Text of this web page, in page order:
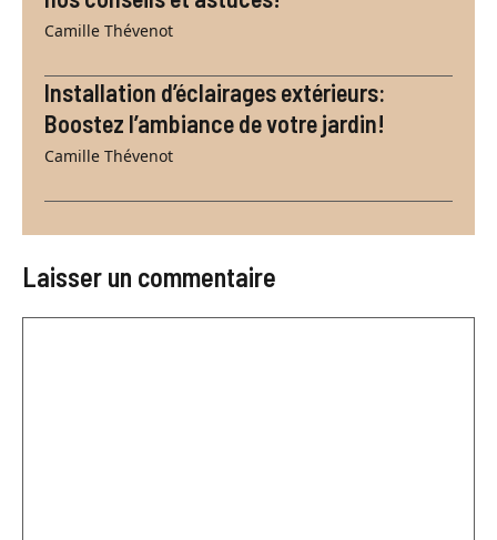
Camille Thévenot
Installation d’éclairages extérieurs:
Boostez l’ambiance de votre jardin!
Camille Thévenot
Laisser un commentaire